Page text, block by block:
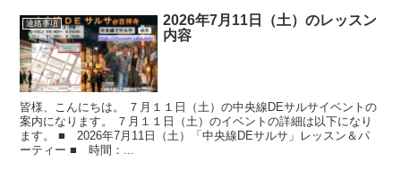
連絡事項
2026年7月11日（土）のレッスン
内容
皆様、こんにちは。 ７月１１日（土）の中央線DEサルサイベントの
案内になります。 ７月１１日（土）のイベントの詳細は以下になり
ます。 ■ 2026年7月11日（土）「中央線DEサルサ」レッスン＆パ
ーティー ■ 時間：...